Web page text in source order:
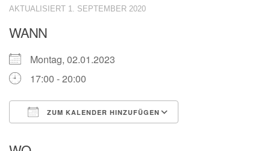
AKTUALISIERT 1. SEPTEMBER 2020
WANN
Montag, 02.01.2023
17:00 - 20:00
ZUM KALENDER HINZUFÜGEN